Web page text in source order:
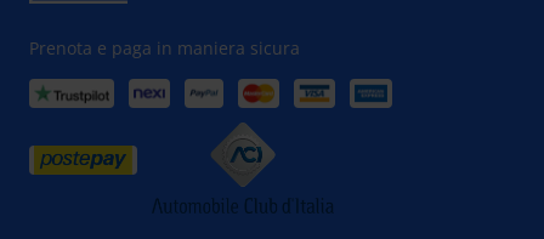
Prenota e paga in maniera sicura